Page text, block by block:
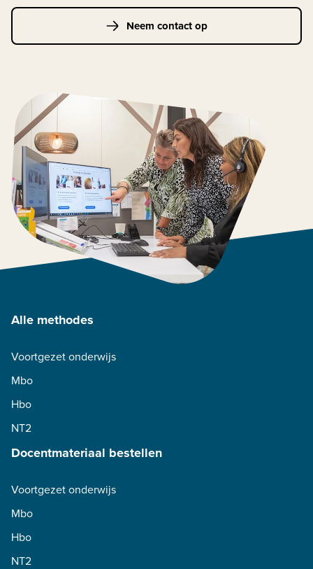
Neem contact op
Alle methodes
Voortgezet onderwijs
Mbo
Hbo
NT2
Docentmateriaal bestellen
Voortgezet onderwijs
Mbo
Hbo
NT2